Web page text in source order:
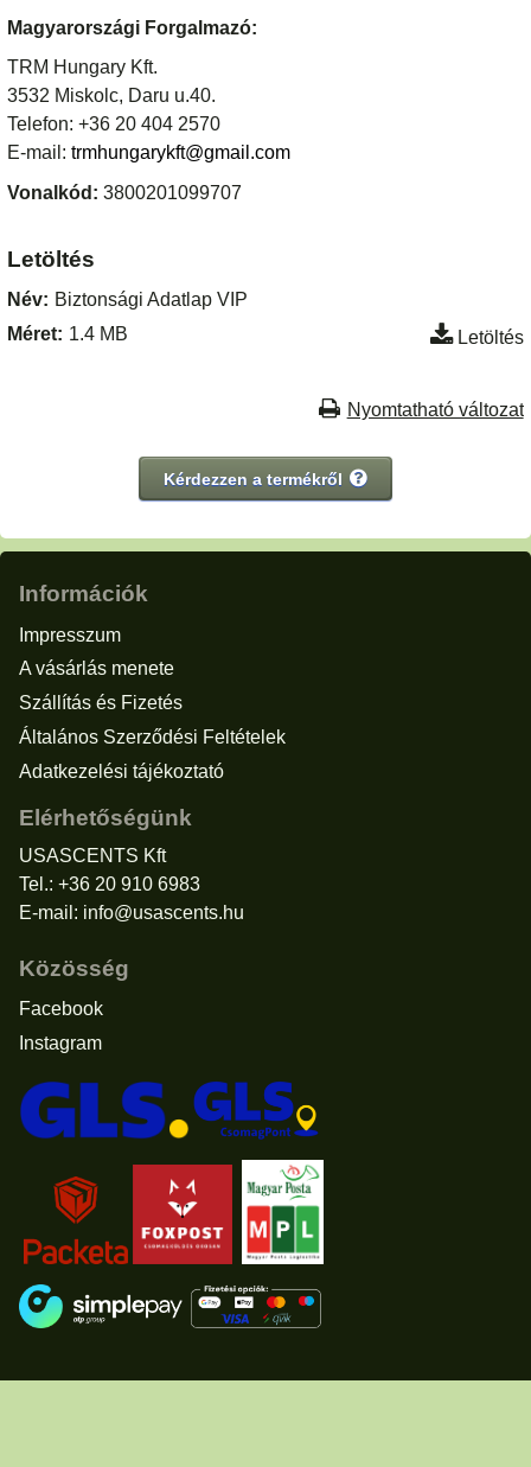
Magyarországi Forgalmazó:
TRM Hungary Kft.
3532 Miskolc, Daru u.40.
Telefon: +36 20 404 2570
E-mail:trmhungarykft@gmail.com
Vonalkód: 3800201099707
Letöltés
Név: Biztonsági Adatlap VIP
Méret: 1.4 MB Letöltés
Nyomtatható változat
Kérdezzen a termékről
Információk
Impresszum
A vásárlás menete
Szállítás és Fizetés
Általános Szerződési Feltételek
Adatkezelési tájékoztató
Elérhetőségünk
USASCENTS Kft
Tel.: +36 20 910 6983
E-mail: info@usascents.hu
Közösség
Facebook
Instagram